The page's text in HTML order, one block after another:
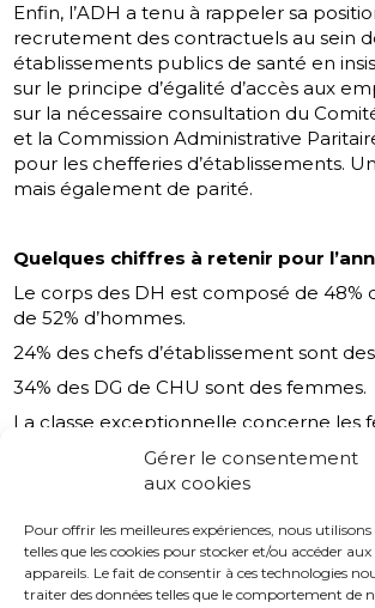
Gérer le consentement
aux cookies
Pour offrir les meilleures expériences, nous
telles que les cookies pour stocker et/ou accéder
appareils. Le fait de consentir à ces technologies
traiter des données telles que le comportement de
Enfin, l’ADH a tenu à rappeler sa
recrutement des contractuels au sein
établissements publics de santé en
sur le principe d’égalité d’accès aux
sur la nécessaire consultation du
et la Commission Administrative
pour les chefferies d’établissements.
mais également de parité.
Quelques chiffres à retenir pour
Le corps des DH est composé de 48%
de 52% d’hommes.
24% des chefs d’établissement sont
34% des DG de CHU sont des femmes.
La classe exceptionnelle concerne les
Rapport sur la parité dans le corps
asso.org/2012/03/08/exclusif-ladh-
rapport-egalite-hommesfemmes